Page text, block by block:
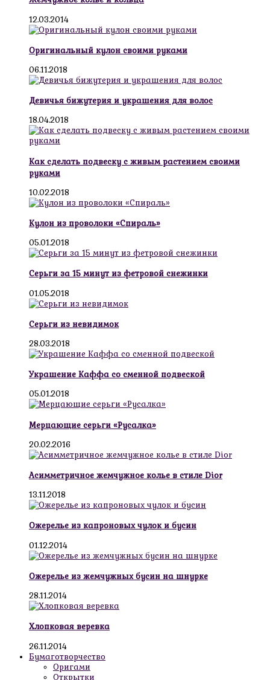
12.03.2014
Оригинальный кулон своими руками
06.11.2018
Девичья бижутерия и украшения для волос
18.04.2018
Как сделать подвеску с живым растением своими
руками
10.02.2018
Кулон из проволоки «Спираль»
05.01.2018
Серьги за 15 минут из фетровой снежинки
01.05.2018
Серьги из невидимок
28.03.2018
Украшение Каффа со сменной подвеской
05.01.2018
Мерцающие серьги «Русалка»
20.02.2016
Асимметричное жемчужное колье в стиле Dior
13.11.2018
Ожерелье из капроновых чулок и бусин
01.12.2014
Ожерелье из жемчужных бусин на шнурке
28.11.2014
Хлопковая веревка
26.11.2014
Бумаготворчество
Оригами
Открытки